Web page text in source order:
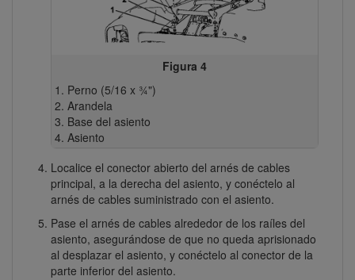
Figura 4
Perno (5/16 x ¾")
Arandela
Base del asiento
Asiento
Localice el conector abierto del arnés de cables
principal, a la derecha del asiento, y conéctelo al
arnés de cables suministrado con el asiento.
Pase el arnés de cables alrededor de los raíles del
asiento, asegurándose de que no queda aprisionado
al desplazar el asiento, y conéctelo al conector de la
parte inferior del asiento.